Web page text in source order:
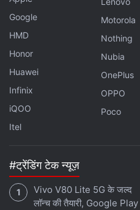
वैसे यह पहली बार नहीं है, जब
रिपोर्ट कर रहे हैं। 'कैमरा नॉट
रहे थे। पोको इंडिया ने जून में यह
कि 0.2 प्रतिशत से कम यूजर के
Google
HMD
Honor
Huawei
Infinix
iQOO
Itel
Motorola
Nothing
Nubia
OnePlus
OPPO
Poco
#ट्रेंडिंग टेक न्यूज़
Vivo V80 Lite 5G के जल्द
लॉन्च की तैयारी, Google Play